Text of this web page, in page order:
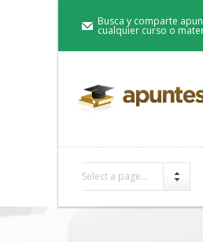
Busca y comparte
cualquier curso o
Select a page...